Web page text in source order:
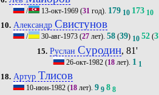
/ 13-окт-1969(31год). 179 10 173 10
10. Александр Свистунов
/ 30-авг-1973(27лет). 58(39) 10 52(
15. Руслан Суродин, 81'
26-окт-1982 (18 лет). 1 1
18. Артур Тлисов
10-июн-1982(18лет). 9 9 8 8